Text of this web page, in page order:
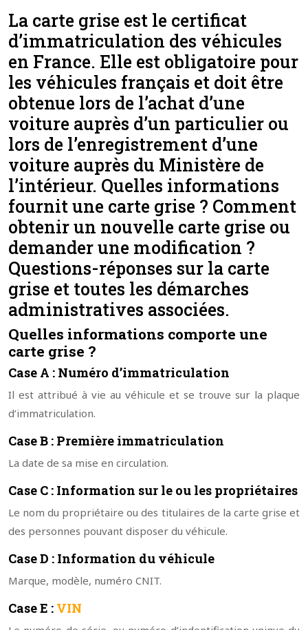
La carte grise est le certificat
d’immatriculation des véhicules
en France. Elle est obligatoire pour
les véhicules français et doit être
obtenue lors de l’achat d’une
voiture auprès d’un particulier ou
lors de l’enregistrement d’une
voiture auprès du Ministère de
l’intérieur. Quelles informations
fournit une carte grise ? Comment
obtenir un nouvelle carte grise ou
demander une modification ?
Questions-réponses sur la carte
grise et toutes les démarches
administratives associées.
Quelles informations comporte une
carte grise ?
Case A : Numéro d’immatriculation
Il est attribué à vie au véhicule et se trouve sur la plaque
d’immatriculation.
Case B : Première immatriculation
La date de sa mise en circulation.
Case C : Information sur le ou les propriétaires
Le nom du propriétaire ou des titulaires de la carte grise et
des personnes pouvant disposer du véhicule.
Case D : Information du véhicule
Marque, modèle, numéro CNIT.
Case E : VIN